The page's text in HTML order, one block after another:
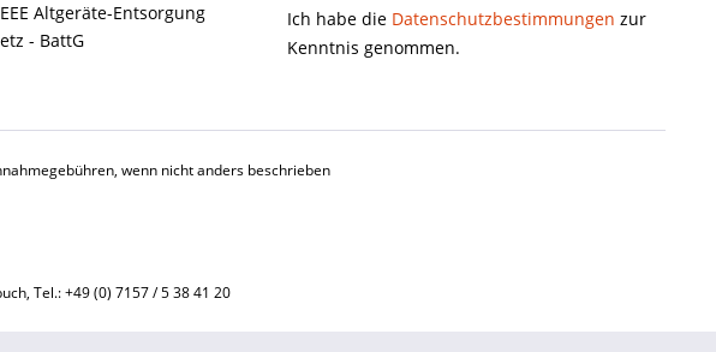
Altgeräte-Entsorgung
- BattG
Ich habe die Datenschutzbestimmungen zur
Kenntnis genommen.
wenn nicht anders beschrieben
Tel.: +49 (0) 7157 / 5 38 41 20